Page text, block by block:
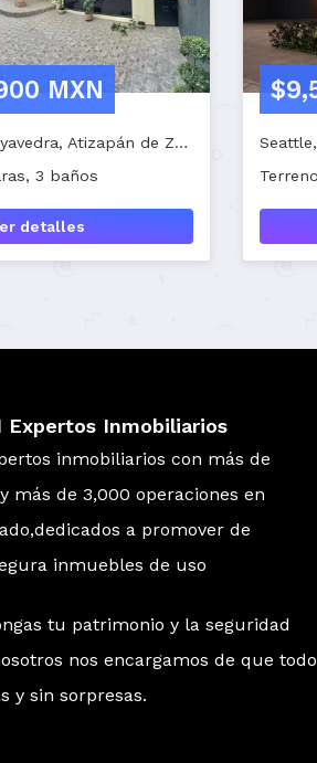
4, Tlaquepaque
MXN
Ver detalles
Expertos Inmobiliarios
inmobiliarios con más de
más de 3,000 operaciones en
a promover de
inmuebles de uso
tu patrimonio y la seguridad
nos encargamos de que todo
y sin sorpresas.